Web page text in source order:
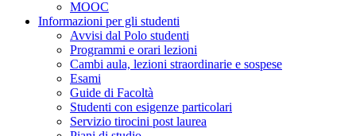
MOOC
Informazioni per gli studenti
Avvisi dal Polo studenti
Programmi e orari lezioni
Cambi aula, lezioni straordinarie e sospese
Esami
Guide di Facoltà
Studenti con esigenze particolari
Servizio tirocini post laurea